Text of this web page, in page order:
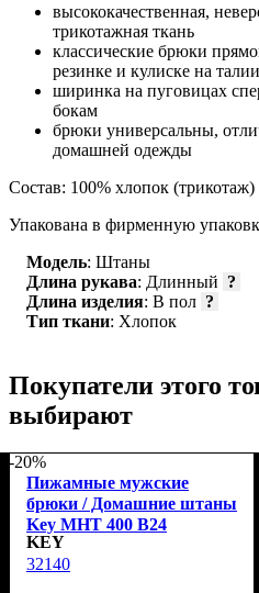
высококачественная,
трикотажная ткань
классические брюки
резинке и кулиске на талии
ширинка на пуговицах
бокам
брюки универсальны,
домашней одежды
Состав: 100% хлопок (трикотаж)
Упакована в фирменную
Модель: Штаны
Длина рукава: Длинный ?
Длина изделия: В пол ?
Тип ткани: Хлопок
Покупатели этого
выбирают
-20%
Пижамные мужские
брюки / Домашние штаны
Key MHT 400 B24
KEY
32140